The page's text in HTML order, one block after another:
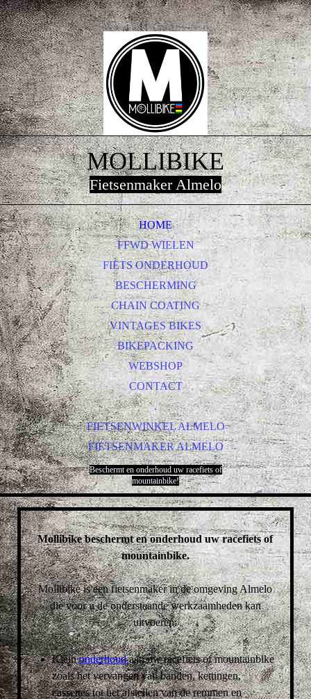
MOLLIBIKE
Fietsenmaker Almelo
HOME
FFWD WIELEN
FIETS ONDERHOUD
BESCHERMING
CHAIN COATING
VINTAGES BIKES
BIKEPACKING
WEBSHOP
CONTACT
.
FIETSENWINKEL ALMELO
FIETSENMAKER ALMELO
Beschermt en onderhoud uw racefiets of
mountainbike!
Mollibike beschermt en onderhoud uw racefiets of
mountainbike.
Mollibike is een fietsenmaker in de omgeving Almelo
die voor u de onderstaande werkzaamheden kan
uitvoeren:
Kleinonderhoudaan uw racefiets of mountainbike
zoals het vervangen van banden, kettingen,
cassettes tot het afstellen van de remmen en